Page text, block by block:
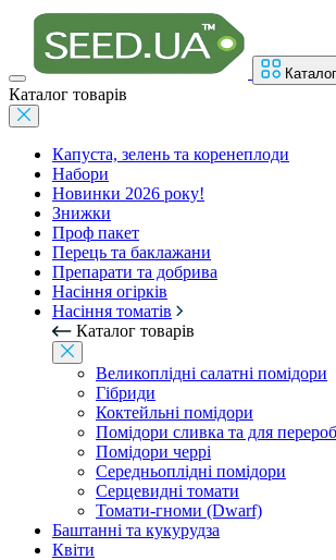
Каталог товарів
Капуста, зелень та коренеплоди
Набори
Новинки 2026 року!
Знижки
Проф пакет
Перець та баклажани
Препарати та добрива
Насіння огірків
Насіння томатів
Каталог товарів
Великоплідні салатні помідори
Гібриди
Коктейльні помідори
Помідори сливка та для
Помідори черрі
Середньоплідні помідори
Серцевидні томати
Томати-гноми (Dwarf)
Баштанні та кукурудза
Квіти